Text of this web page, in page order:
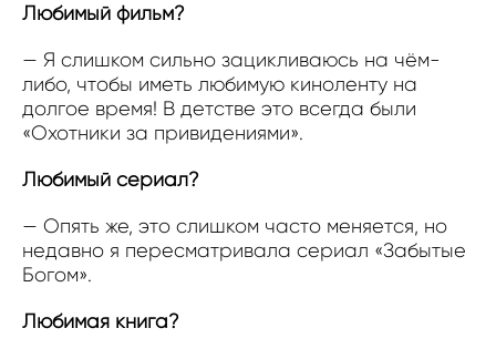
Любимый фильм?
— Я слишком сильно зацикливаюсь на чём-
либо, чтобы иметь любимую киноленту на
долгое время! В детстве это всегда были
«Охотники за привидениями».
Любимый сериал?
— Опять же, это слишком часто меняется, но
недавно я пересматривала сериал «Забытые
Богом».
Любимая книга?